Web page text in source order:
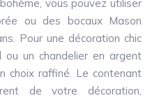
vous pouvez utiliser
ou des bocaux Mason
Pour une décoration chic
un chandelier en argent
choix raffiné. Le contenant
de votre décoration,